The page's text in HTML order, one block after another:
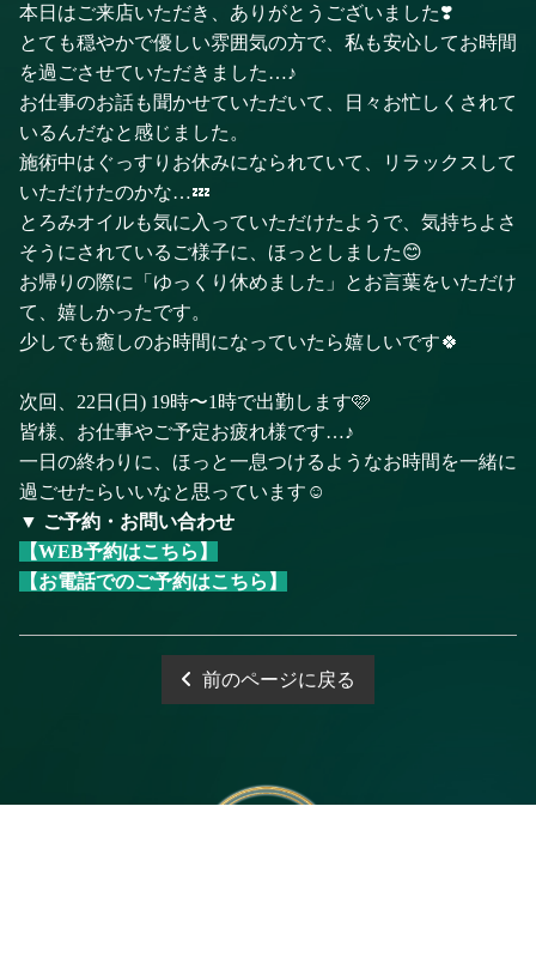
本日はご来店いただき、ありがとうございました❣️
とても穏やかで優しい雰囲気の方で、私も安心してお時間
を過ごさせていただきました…♪
お仕事のお話も聞かせていただいて、日々お忙しくされて
いるんだなと感じました。
施術中はぐっすりお休みになられていて、リラックスして
いただけたのかな…💤
とろみオイルも気に入っていただけたようで、気持ちよさ
そうにされているご様子に、ほっとしました😊
お帰りの際に「ゆっくり休めました」とお言葉をいただけ
て、嬉しかったです。
少しでも癒しのお時間になっていたら嬉しいです🍀
次回、22日(日) 19時〜1時で出勤します🩷
皆様、お仕事やご予定お疲れ様です…♪
一日の終わりに、ほっと一息つけるようなお時間を一緒に
過ごせたらいいなと思っています☺️
▼ ご予約・お問い合わせ
【WEB予約はこちら】
【お電話でのご予約はこちら】
前のページに戻る